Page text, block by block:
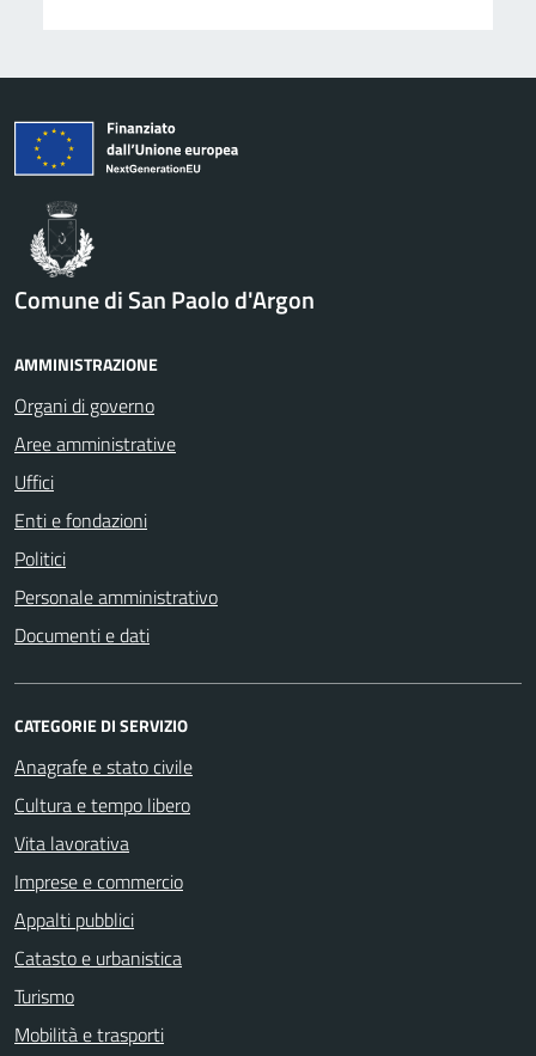
Comune di San Paolo d'Argon
AMMINISTRAZIONE
Organi di governo
Aree amministrative
Uffici
Enti e fondazioni
Politici
Personale amministrativo
Documenti e dati
CATEGORIE DI SERVIZIO
Anagrafe e stato civile
Cultura e tempo libero
Vita lavorativa
Imprese e commercio
Appalti pubblici
Catasto e urbanistica
Turismo
Mobilità e trasporti